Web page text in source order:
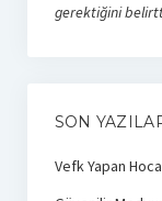
gerektiğini
SON
Vefk Yapan